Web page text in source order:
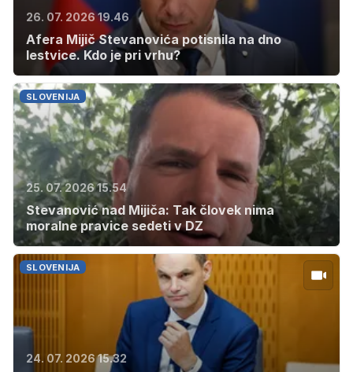
26. 07. 2026 19.46
Afera Mijič Stevanovića potisnila na dno
lestvice. Kdo je pri vrhu?
SLOVENIJA
25. 07. 2026 15.54
Stevanović nad Mijiča: Tak človek nima
moralne pravice sedeti v DZ
SLOVENIJA
24. 07. 2026 15.32